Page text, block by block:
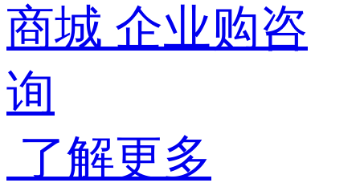
商城 企业购咨
询
了解更多